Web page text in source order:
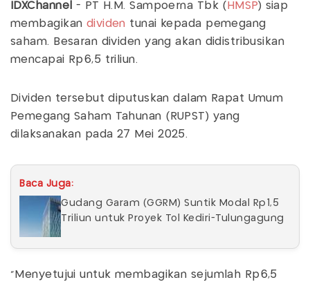
IDXChannel - PT H.M. Sampoerna Tbk ( HMSP) siap
membagikan dividen tunai kepada pemegang
saham. Besaran dividen yang akan didistribusikan
mencapai Rp6,5 triliun.
Dividen tersebut diputuskan dalam Rapat Umum
Pemegang Saham Tahunan (RUPST) yang
dilaksanakan pada 27 Mei 2025.
Baca Juga:
Gudang Garam (GGRM) Suntik Modal Rp1,5
Triliun untuk Proyek Tol Kediri-Tulungagung
"Menyetujui untuk membagikan sejumlah Rp6,5